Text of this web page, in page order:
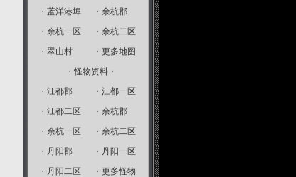
・ 蓝洋港埠 ・ 余杭郡
・ 余杭一区 ・ 余杭二区
・ 翠山村 ・ 更多地图
・怪物资料・
・ 江都郡 ・ 江都一区
・ 江都二区 ・ 余杭郡
・ 余杭一区 ・ 余杭二区
・ 丹阳郡 ・ 丹阳一区
・ 丹阳二区 ・ 更多怪物